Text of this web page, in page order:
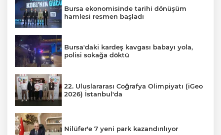
Bursa ekonomisinde tarihi dönüşüm
hamlesi resmen başladı
Bursa'daki kardeş kavgası babayı yola,
polisi sokağa döktü
22. Uluslararası Coğrafya Olimpiyatı (iGeo
2026) İstanbul'da
Nilüfer'e 7 yeni park kazandırılıyor